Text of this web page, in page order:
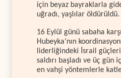
için beyaz bayraklarla
uğradı, yaşlılar öldürüldü.
16 Eylül günü sabaha
Hubeyka’nın
liderliğindeki İsrail
saldırı başladı ve üç gün
en vahşi yöntemlerle